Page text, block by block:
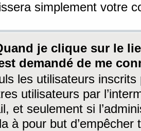
simplement votre
je clique sur le
demandé de me
les utilisateurs
utilisateurs par
et seulement si
à pour but